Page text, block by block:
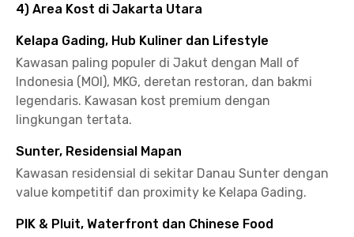
4) Area Kost di Jakarta Utara
Kelapa Gading, Hub Kuliner dan Lifestyle
Kawasan paling populer di Jakut dengan Mall of
Indonesia (MOI), MKG, deretan restoran, dan bakmi
legendaris. Kawasan kost premium dengan
lingkungan tertata.
Sunter, Residensial Mapan
Kawasan residensial di sekitar Danau Sunter dengan
value kompetitif dan proximity ke Kelapa Gading.
PIK & Pluit, Waterfront dan Chinese Food